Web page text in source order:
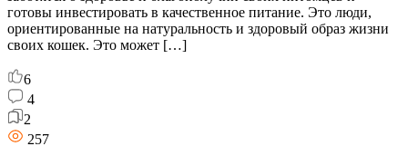
готовы инвестировать в качественное питание. Это люди,
ориентированные на натуральность и здоровый образ жизни
своих кошек. Это может […]
6
4
2
257